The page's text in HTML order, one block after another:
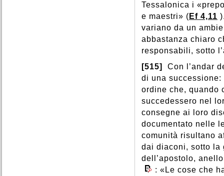
Tessalonica i
e maestri» ( Ef 4,11
variano da un
abbastanza chiaro
responsabili, sotto
[515]
Con l’andar
di una
ordine che, quando
succedessero nel
consegne ai loro
documentato nelle
comunità risultano
dai diaconi, sotto la
dell’apostolo,
: «Le cose che